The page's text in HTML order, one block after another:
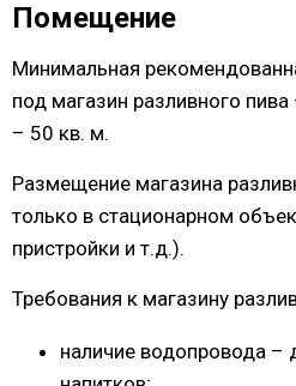
Помещение
Минимальная
под магазин разливного
– 50 кв. м.
Размещение магазина
только в стационарном
пристройки и т.д.).
Требования к магазину
наличие водопровода –